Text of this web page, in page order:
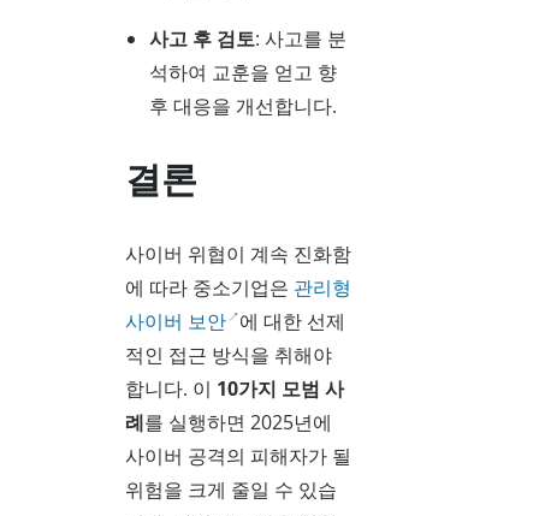
사고 후 검토: 사고를 분
석하여 교훈을 얻고 향
후 대응을 개선합니다.
결론
사이버 위협이 계속 진화함
에 따라 중소기업은 관리형
사이버 보안 에 대한 선제
적인 접근 방식을 취해야
합니다. 이 10가지 모범 사
례를 실행하면 2025년에
사이버 공격의 피해자가 될
위험을 크게 줄일 수 있습